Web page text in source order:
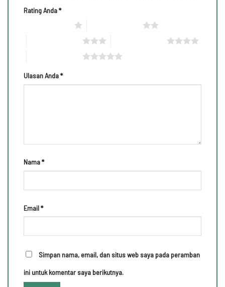
Rating Anda*
Ulasan Anda*
Nama*
Email*
Simpan nama, email, dan situs web saya pada peramban
ini untuk komentar saya berikutnya.